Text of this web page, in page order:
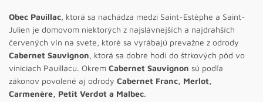
Obec Pauillac, ktorá sa nachádza medzi Saint-Estèphe a Saint-
Julien je domovom niektorých z najslávnejších a najdrahších
červených vín na svete, ktoré sa vyrábajú prevažne z odrody
Cabernet Sauvignon, ktorá sa dobre hodí do štrkových pôd vo
viniciach Pauillacu. Okrem Cabernet Sauvignon sú podľa
zákonov povolené aj odrody Cabernet Franc, Merlot,
Carmenère, Petit Verdot a Malbec.